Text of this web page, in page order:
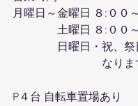
月曜日～金曜日 ８:００
土曜日 ８:００～
日曜日・祝、祭日
なります
P４台 自転車置場あり